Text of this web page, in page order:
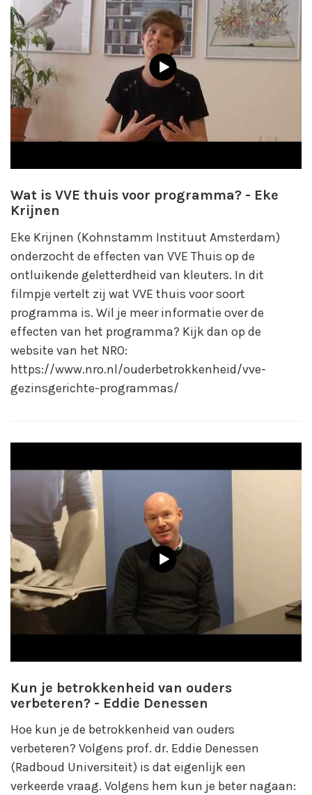
Wat is VVE thuis voor programma? - Eke
Krijnen
Eke Krijnen (Kohnstamm Instituut Amsterdam)
onderzocht de effecten van VVE Thuis op de
ontluikende geletterdheid van kleuters. In dit
filmpje vertelt zij wat VVE thuis voor soort
programma is. Wil je meer informatie over de
effecten van het programma? Kijk dan op de
website van het NRO:
https://www.nro.nl/ouderbetrokkenheid/vve-
gezinsgerichte-programmas/
Kun je betrokkenheid van ouders
verbeteren? - Eddie Denessen
Hoe kun je de betrokkenheid van ouders
verbeteren? Volgens prof. dr. Eddie Denessen
(Radboud Universiteit) is dat eigenlijk een
verkeerde vraag. Volgens hem kun je beter nagaan: